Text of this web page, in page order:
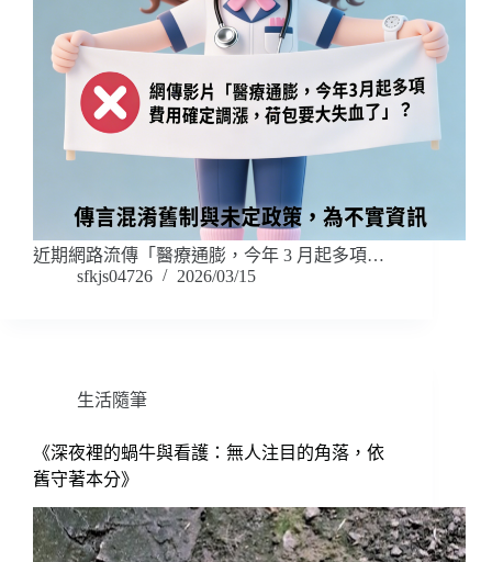
近期網路流傳「醫療通膨，今年 3 月起多項…
sfkjs04726
2026/03/15
生活隨筆
《深夜裡的蝸牛與看護：無人注目的角落，依
舊守著本分》